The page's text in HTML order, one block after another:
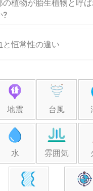
の植物が胎生植物と呼
?
と恒常性の違い
地震 台風
水 雰囲気